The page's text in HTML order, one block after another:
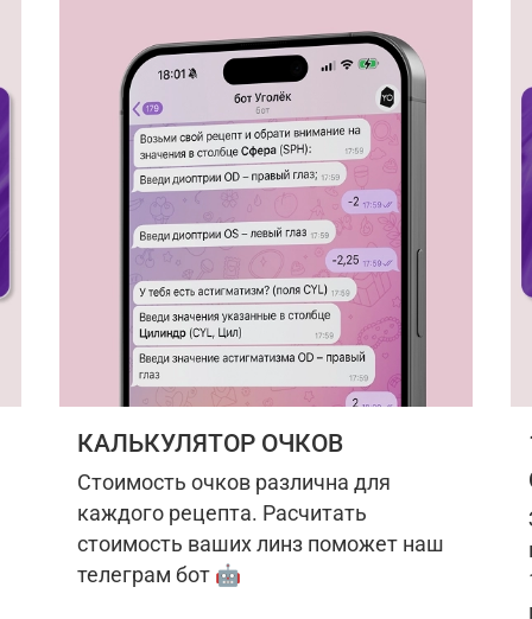
КАЛЬКУЛЯТОР ОЧКОВ
Стоимость очков различна для
каждого рецепта. Расчитать
стоимость ваших линз поможет наш
телеграм бот 🤖